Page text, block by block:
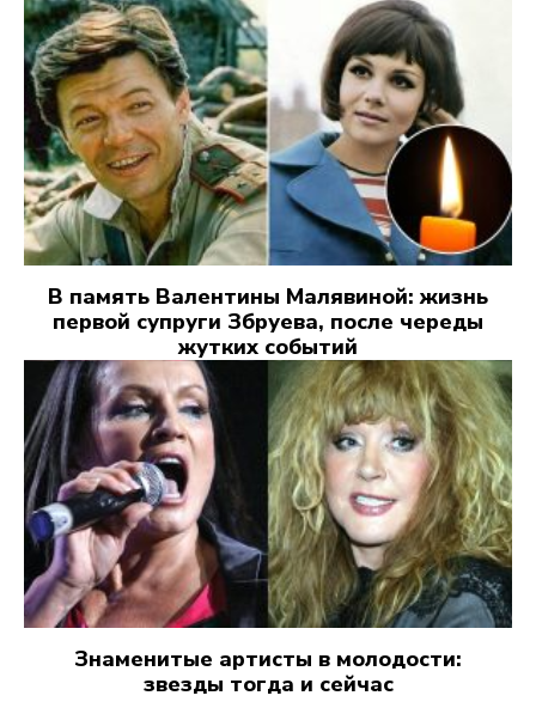
В память Валентины Малявиной: жизнь
первой супруги Збруева, после череды
жутких событий
Знаменитые артисты в молодости:
звезды тогда и сейчас